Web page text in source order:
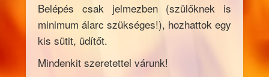
Belépés csak jelmezben (szülőknek is
minimum álarc szükséges!), hozhattok egy
kis sütit, üdítőt.
Mindenkit szeretettel várunk!